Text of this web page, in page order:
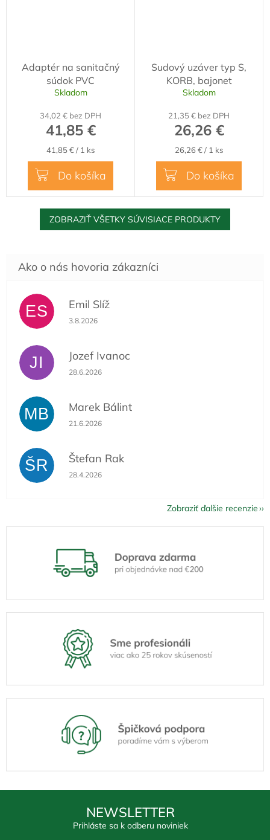
Adaptér na sanitačný
súdok PVC
Skladom
34,02 € bez DPH
41,85 €
Jednotková
cena:
41,85 € / 1 ks
Do košíka
Sudový uzáver typ S,
KORB, bajonet
Skladom
21,35 € bez DPH
26,26 €
Jednotková
cena:
26,26 € / 1 ks
Do košíka
ZOBRAZIŤ VŠETKY SÚVISIACE PRODUKTY
ES Emil Slíž
Hodnotenie obchodu je 5 z 5 hviezdičiek.
3.8.2026
JI Jozef Ivanoc
Hodnotenie obchodu je 5 z 5 hviezdičiek.
28.6.2026
MB Marek Bálint
Hodnotenie obchodu je 5 z 5 hviezdičiek.
21.6.2026
ŠR Štefan Rak
Hodnotenie obchodu je 5 z 5 hviezdičiek.
28.4.2026
Zobraziť ďalšie recenzie
NEWSLETTER
Prihláste sa k odberu noviniek